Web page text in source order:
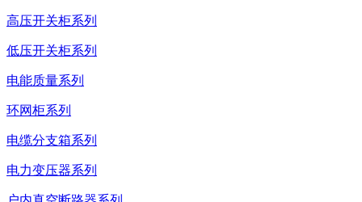
高压开关柜系列
低压开关柜系列
电能质量系列
环网柜系列
电缆分支箱系列
电力变压器系列